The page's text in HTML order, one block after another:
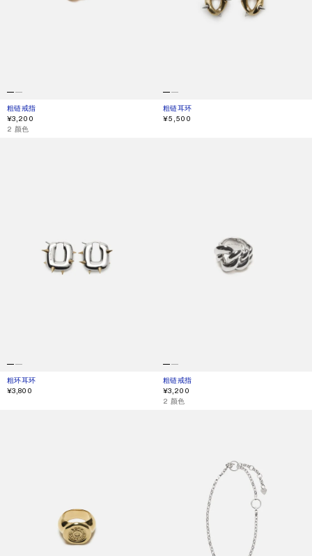
粗链戒指
当前颜色： 半哑光金
價格：¥3,200。
¥3,200
,2 颜色
粗链耳环
当前颜色： 半哑光金/银
價格：¥5,500。
¥5,500
粗环耳环
当前颜色： 银色/半哑光金
價格：¥3,800。
¥3,800
粗链戒指
当前颜色： 银色
價格：¥3,200。
¥3,200
,2 颜色